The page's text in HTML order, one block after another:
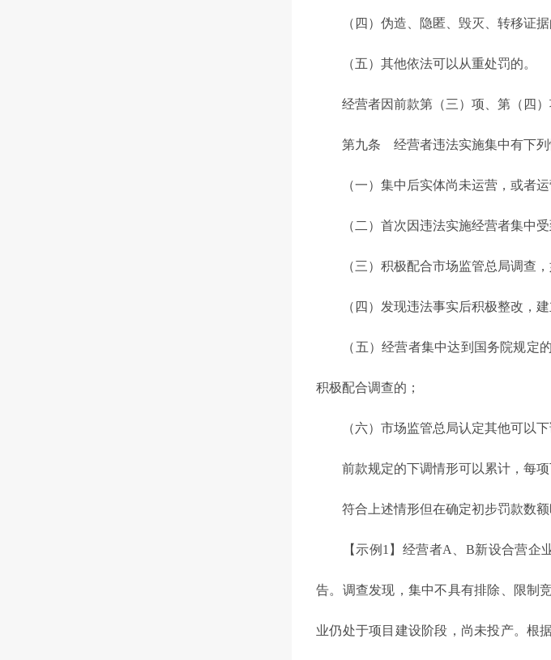
（四）伪造、隐匿、毁灭、转移证据
（五）其他依法可以从重处罚的。
经营者因前款第（三）项、第（四）
第九条 经营者违法实施集中有下列情
（一）集中后实体尚未运营，或者运
（二）首次因违法实施经营者集中受
（三）积极配合市场监管总局调查，
（四）发现违法事实后积极整改，建
（五）经营者集中达到国务院规定的
积极配合调查的；
（六）市场监管总局认定其他可以下
前款规定的下调情形可以累计，每项
符合上述情形但在确定初步罚款数额
【示例1】经营者A、B新设合营企业
告。调查发现，集中不具有排除、限制
业仍处于项目建设阶段，尚未投产。根